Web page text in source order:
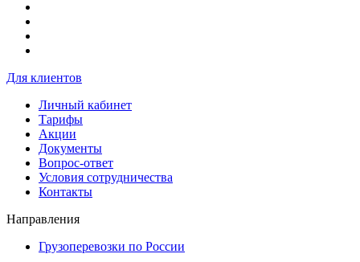
Для клиентов
Личный кабинет
Тарифы
Акции
Документы
Вопрос-ответ
Условия сотрудничества
Контакты
Направления
Грузоперевозки по России